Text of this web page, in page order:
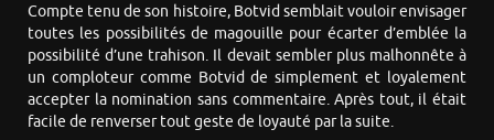
Compte tenu de son histoire, Botvid semblait vouloir envisager
toutes les possibilités de magouille pour écarter d’emblée la
possibilité d’une trahison. Il devait sembler plus malhonnête à
un comploteur comme Botvid de simplement et loyalement
accepter la nomination sans commentaire. Après tout, il était
facile de renverser tout geste de loyauté par la suite.